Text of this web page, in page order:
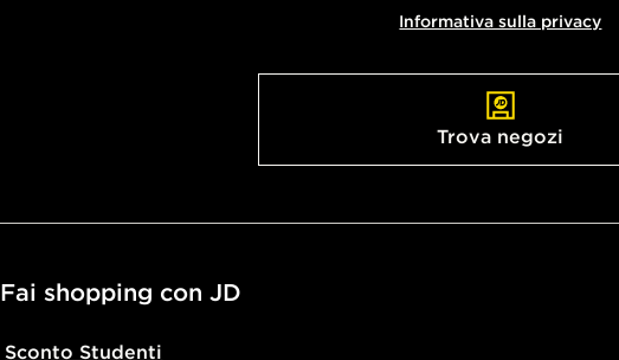
Informativa sulla privacy
Trova negozi
Fai shopping con JD
Sconto Studenti